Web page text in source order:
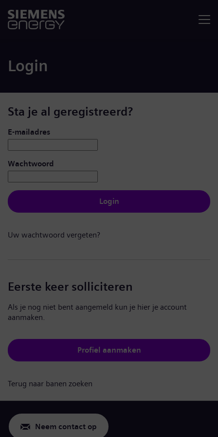
Login
Sta je al geregistreerd?
Inloggen: gebruiker en wachtwoord
E-mailadres
Wachtwoord
Login
Uw wachtwoord vergeten?
Eerste keer solliciteren
Als je nog niet bent aangemeld kun je hier je account
aanmaken.
Profiel aanmaken
Terug naar banen zoeken
Neem contact op